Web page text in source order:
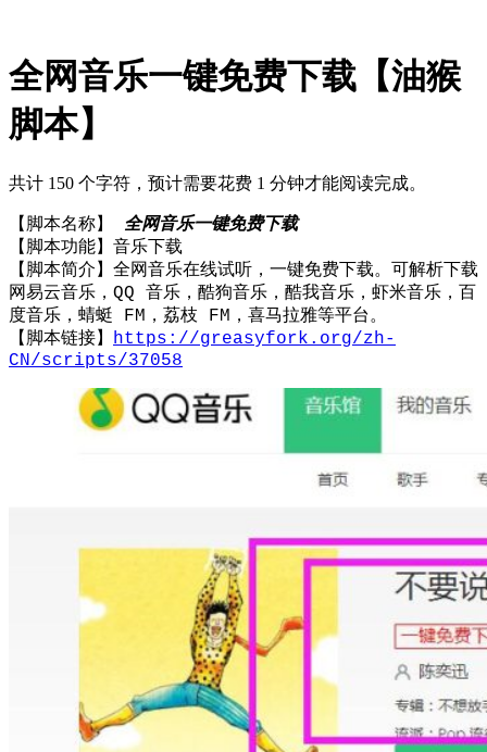
全网音乐一键免费下载【油猴
脚本】
共计 150 个字符，预计需要花费 1 分钟才能阅读完成。
【脚本名称】
全网音乐一键免费下载
【脚本功能】音乐下载
【脚本简介】全网音乐在线试听，一键免费下载。可解析下载
网易云音乐，QQ 音乐，酷狗音乐，酷我音乐，虾米音乐，百
度音乐，蜻蜓 FM，荔枝 FM，喜马拉雅等平台。
【脚本链接】 https://greasyfork.org/zh-
CN/scripts/37058